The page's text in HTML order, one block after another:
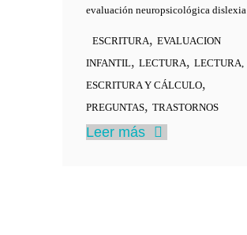
evaluación neuropsicológica dislexia
ESCRITURA, EVALUACION
INFANTIL, LECTURA, LECTURA,
ESCRITURA Y CÁLCULO,
PREGUNTAS, TRASTORNOS
Leer más